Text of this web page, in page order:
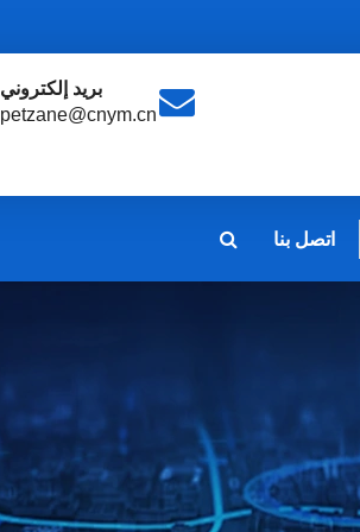
بريد إلكتروني
petzane@cnym.cn
اتصل بنا